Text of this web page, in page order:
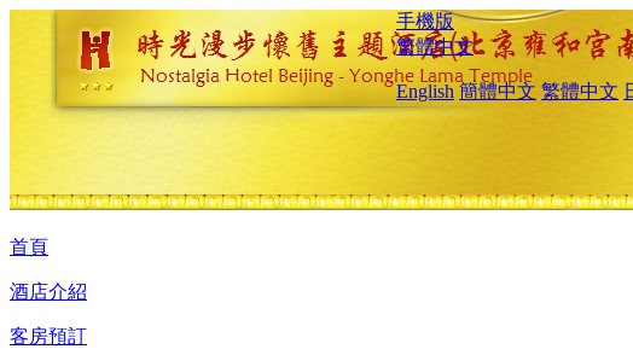
手機版
繁體中文
English 簡體中文 繁體中文
首頁
酒店介紹
客房預訂